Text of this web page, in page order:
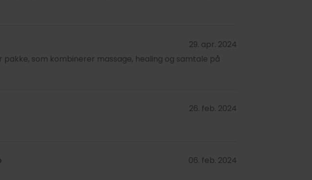
29. apr. 2024
som kombinerer massage, healing og samtale på
26. feb. 2024
06. feb. 2024